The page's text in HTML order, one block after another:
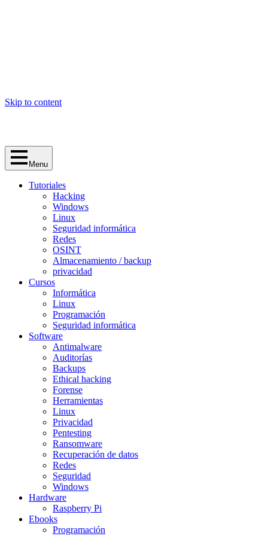
Skip to content
Menu
Tutoriales
Hacking
Windows
Linux
Seguridad informática
Redes
OSINT
Almacenamiento / backup
privacidad
Cursos
Informática
Linux
Programación
Seguridad informática
Software
Antimalware
Auditorías
Backups
Ethical hacking
Forense
Herramientas
Linux
Privacidad
Pentesting
Ransomware
Recuperación de datos
Redes
Seguridad
Windows
Hardware
Raspberry Pi
Ebooks
Programación